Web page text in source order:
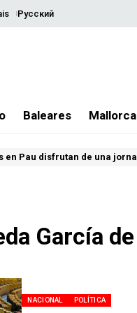
Русский
Baleares Mallorca
en Pau disfrutan de una
García
NACIONAL POLÍTICA